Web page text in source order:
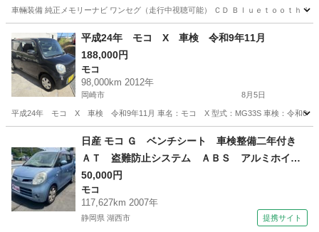
車輛装備 純正メモリーナビ ワンセグ（走行中視聴可能） ＣＤ Ｂｌｕｅｔｏｏｔｈ
愛知 春日井市 勝川駅
平成24年 モコ X 車検 令和9年11月
188,000円
モコ
98,000km 2012年
岡崎市 8月5日
平成24年 モコ X 車検 令和9年11月 車名：モコ X 型式：MG33S 車検：令和09年
モコ 預かり金
日産 モコ Ｇ ベンチシート 車検整備二年付き
ＡＴ 盗難防止システム ＡＢＳ アルミホイー
ル 衝突安全ボディ エアコン パワーステアリ
ング パワーウィンドウ ＭＤプレイヤー付き
（車検整備付）
50,000円
モコ
117,627km 2007年
静岡県 湖西市 提携サイト